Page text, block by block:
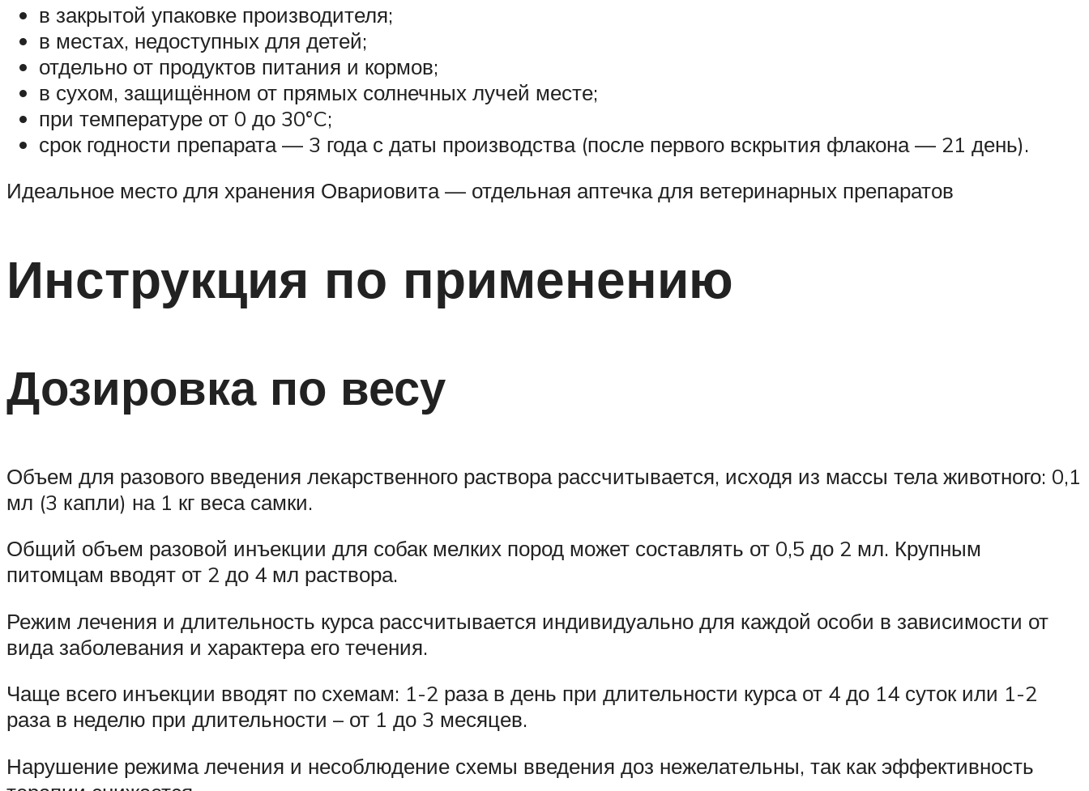
в закрытой упаковке производителя;
в местах, недоступных для детей;
отдельно от продуктов питания и кормов;
в сухом, защищённом от прямых солнечных лучей месте;
при температуре от 0 до 30°C;
срок годности препарата — 3 года с даты производства (после первого вскрытия флакона — 21 день).
Идеальное место для хранения Овариовита — отдельная аптечка для ветеринарных препаратов
Инструкция по применению
Дозировка по весу
Объем для разового введения лекарственного раствора рассчитывается, исходя из массы тела животного: 0,1
мл (3 капли) на 1 кг веса самки.
Общий объем разовой инъекции для собак мелких пород может составлять от 0,5 до 2 мл. Крупным
питомцам вводят от 2 до 4 мл раствора.
Режим лечения и длительность курса рассчитывается индивидуально для каждой особи в зависимости от
вида заболевания и характера его течения.
Чаще всего инъекции вводят по схемам: 1-2 раза в день при длительности курса от 4 до 14 суток или 1-2
раза в неделю при длительности – от 1 до 3 месяцев.
Нарушение режима лечения и несоблюдение схемы введения доз нежелательны, так как эффективность